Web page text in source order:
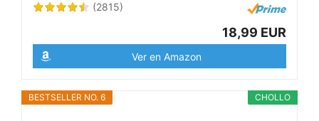
(2815)
18,99 EUR
Ver en Amazon
CHOLLO
BESTSELLER NO. 6